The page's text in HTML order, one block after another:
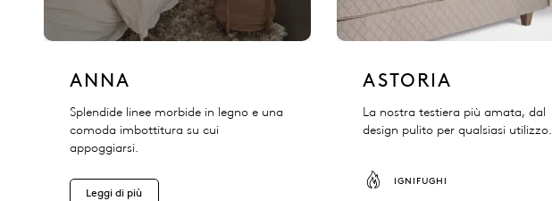
ANNA
Splendide linee morbide in legno e una
comoda imbottitura su cui
appoggiarsi.
Leggi di più
ASTORIA
La nostra testiera più amata, dal
design pulito per qualsiasi utilizzo.
IGNIFUGHI